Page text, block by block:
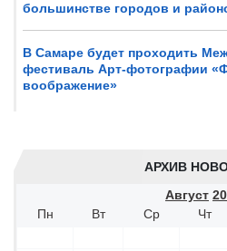
большинстве городов и
В Самаре будет проходить
фестиваль Арт-фотографии
воображение»
АРХИВ
Август
Пн
Вт Ср Чт